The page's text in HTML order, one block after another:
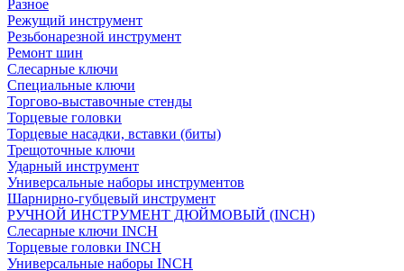
Разное
Режущий инструмент
Резьбонарезной инструмент
Ремонт шин
Слесарные ключи
Специальные ключи
Торгово-выставочные стенды
Торцевые головки
Торцевые насадки, вставки (биты)
Трещоточные ключи
Ударный инструмент
Универсальные наборы инструментов
Шарнирно-губцевый инструмент
РУЧНОЙ ИНСТРУМЕНТ ДЮЙМОВЫЙ (INCH)
Слесарные ключи INCH
Торцевые головки INCH
Универсальные наборы INCH